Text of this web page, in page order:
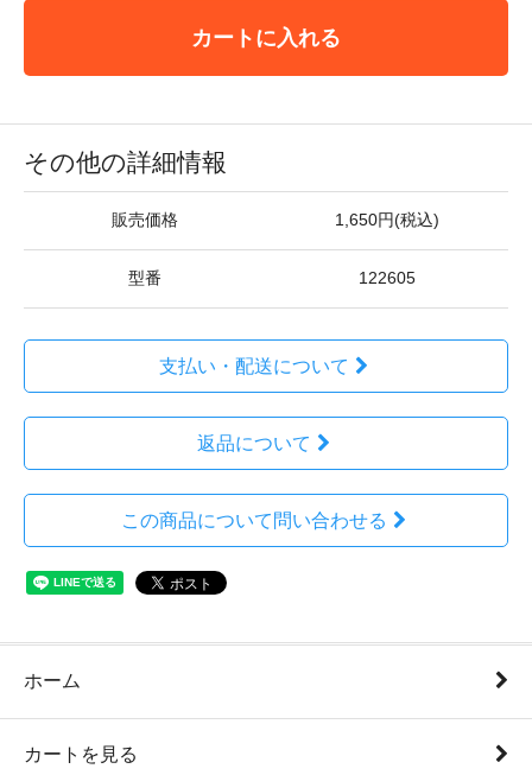
カートに入れる
その他の詳細情報
販売価格 1,650円(税込)
型番 122605
支払い・配送について
返品について
この商品について問い合わせる
ホーム
カートを見る